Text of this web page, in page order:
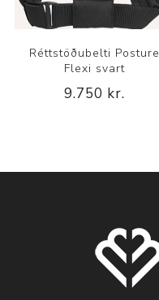
Réttstöðubelti Posture
Flexi svart
9.750 kr.